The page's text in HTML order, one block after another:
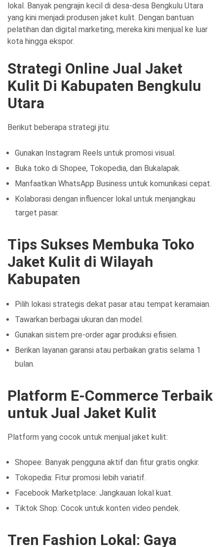
lokal. Banyak pengrajin kecil di desa-desa Bengkulu Utara
yang kini menjadi produsen jaket kulit. Dengan bantuan
pelatihan dan digital marketing, mereka kini menjual ke luar
kota hingga ekspor.
Strategi Online Jual Jaket
Kulit Di Kabupaten Bengkulu
Utara
Berikut beberapa strategi jitu:
Gunakan Instagram Reels untuk promosi visual.
Buka toko di Shopee, Tokopedia, dan Bukalapak.
Manfaatkan WhatsApp Business untuk komunikasi cepat.
Kolaborasi dengan influencer lokal untuk menjangkau
target pasar.
Tips Sukses Membuka Toko
Jaket Kulit di Wilayah
Kabupaten
Pilih lokasi strategis dekat pasar atau tempat keramaian.
Tawarkan berbagai ukuran dan model.
Gunakan sistem pre-order agar produksi efisien.
Berikan layanan garansi atau perbaikan gratis selama 1
bulan.
Platform E-Commerce Terbaik
untuk Jual Jaket Kulit
Platform yang cocok untuk menjual jaket kulit:
Shopee: Banyak pengguna aktif dan fitur gratis ongkir.
Tokopedia: Fitur promosi lebih variatif.
Facebook Marketplace: Jangkauan lokal kuat.
Tiktok Shop: Cocok untuk konten video pendek.
Tren Fashion Lokal: Gaya